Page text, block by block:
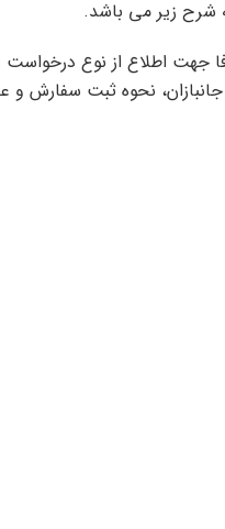
جهت اطلاع از نوع
نحوه ثبت سفارش و